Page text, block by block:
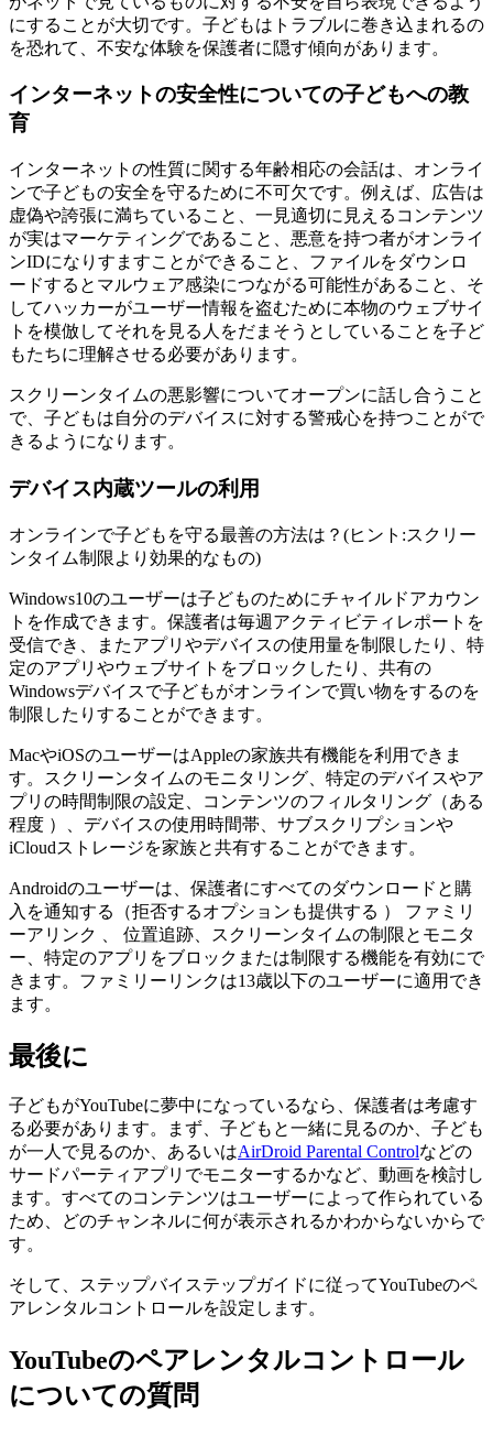
にすることが大切です。子どもはトラブルに巻き込まれるの
を恐れて、不安な体験を保護者に隠す傾向があります。
インターネットの安全性についての子どもへの教
育
インターネットの性質に関する年齢相応の会話は、オンライ
ンで子どもの安全を守るために不可欠です。例えば、広告は
虚偽や誇張に満ちていること、一見適切に見えるコンテンツ
が実はマーケティングであること、悪意を持つ者がオンライ
ンIDになりすますことができること、ファイルをダウンロ
ードするとマルウェア感染につながる可能性があること、そ
してハッカーがユーザー情報を盗むために本物のウェブサイ
トを模倣してそれを見る人をだまそうとしていることを子ど
もたちに理解させる必要があります。
スクリーンタイムの悪影響についてオープンに話し合うこと
で、子どもは自分のデバイスに対する警戒心を持つことがで
きるようになります。
デバイス内蔵ツールの利用
オンラインで子どもを守る最善の方法は？(ヒント:スクリー
ンタイム制限より効果的なもの)
Windows10のユーザーは子どものためにチャイルドアカウン
トを作成できます。保護者は毎週アクティビティレポートを
受信でき、またアプリやデバイスの使用量を制限したり、特
定のアプリやウェブサイトをブロックしたり、共有の
Windowsデバイスで子どもがオンラインで買い物をするのを
制限したりすることができます。
MacやiOSのユーザーはAppleの家族共有機能を利用できま
す。スクリーンタイムのモニタリング、特定のデバイスやア
プリの時間制限の設定、コンテンツのフィルタリング（ある
程度 ）、デバイスの使用時間帯、サブスクリプションや
iCloudストレージを家族と共有することができます。
Androidのユーザーは、保護者にすべてのダウンロードと購
入を通知する（拒否するオプションも提供する ） ファミリ
ーアリンク 、 位置追跡、スクリーンタイムの制限とモニタ
ー、特定のアプリをブロックまたは制限する機能を有効にで
きます。ファミリーリンクは13歳以下のユーザーに適用でき
ます。
最後に
子どもがYouTubeに夢中になっているなら、保護者は考慮す
る必要があります。まず、子どもと一緒に見るのか、子ども
が一人で見るのか、あるいはAirDroid Parental Controlなどの
サードパーティアプリでモニターするかなど、動画を検討し
ます。すべてのコンテンツはユーザーによって作られている
ため、どのチャンネルに何が表示されるかわからないからで
す。
そして、ステップバイステップガイドに従ってYouTubeのペ
アレンタルコントロールを設定します。
YouTubeのペアレンタルコントロール
についての質問